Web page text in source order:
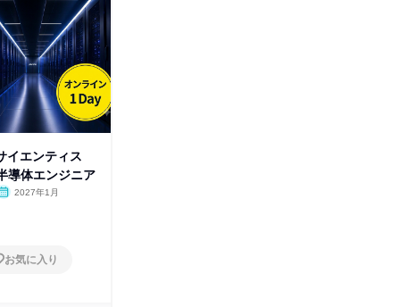
イエンティス
導体エンジニア
2027年1月
お気に入り